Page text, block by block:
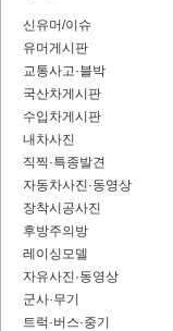
신유머/이슈
유머게시판
교통사고·블박
국산차게시판
수입차게시판
내차사진
직찍·특종발견
자동차사진·동영상
장착시공사진
후방주의방
레이싱모델
자유사진·동영상
군사·무기
트럭·버스·중기